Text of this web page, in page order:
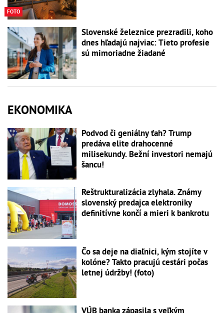
FOTO
Slovenské železnice prezradili, koho
dnes hľadajú najviac: Tieto profesie
sú mimoriadne žiadané
EKONOMIKA
Podvod či geniálny ťah? Trump
predáva elite drahocenné
milisekundy. Bežní investori nemajú
šancu!
Reštrukturalizácia zlyhala. Známy
slovenský predajca elektroniky
definitívne končí a mieri k bankrotu
Čo sa deje na diaľnici, kým stojíte v
kolóne? Takto pracujú cestári počas
letnej údržby! (foto)
VÚB banka zápasila s veľkým